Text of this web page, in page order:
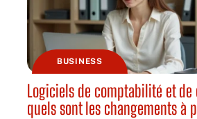
BUSINESS
Logiciels de comptabilité et de
quels sont les changements à